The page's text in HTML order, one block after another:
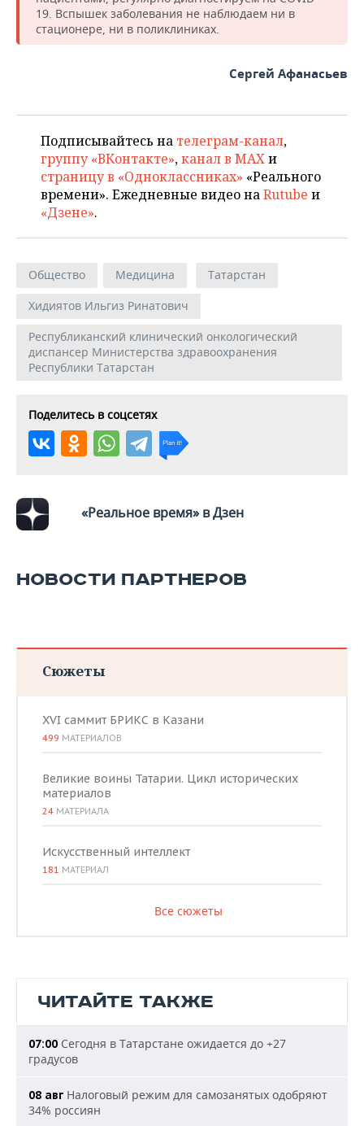
19. Вспышек заболевания не наблюдаем ни в
стационере, ни в поликлиниках.
Сергей Афанасьев
Подписывайтесь на телеграм-канал,
группу «ВКонтакте»,канал в MAXи
страницу в «Одноклассниках» «Реального
времени». Ежедневные видео наRutube и
«Дзене».
Общество Медицина
Татарстан
Хидиятов Ильгиз Ринатович
Республиканский клинический онкологический
диспансер Министерства здравоохранения
Республики Татарстан
Поделитесь в соцсетях
«Реальное время» в Дзен
НОВОСТИ ПАРТНЕРОВ
Сюжеты
XVI саммит БРИКС в Казани
499 МАТЕРИАЛОВ
Великие воины Татарии. Цикл исторических
материалов
24 МАТЕРИАЛА
Искусственный интеллект
181 МАТЕРИАЛ
Все сюжеты
ЧИТАЙТЕ ТАКЖЕ
07:00 Сегодня в Татарстане ожидается до +27
градусов
08 авг Налоговый режим для самозанятых одобряют
34% россиян